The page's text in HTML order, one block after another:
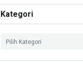
Kategori